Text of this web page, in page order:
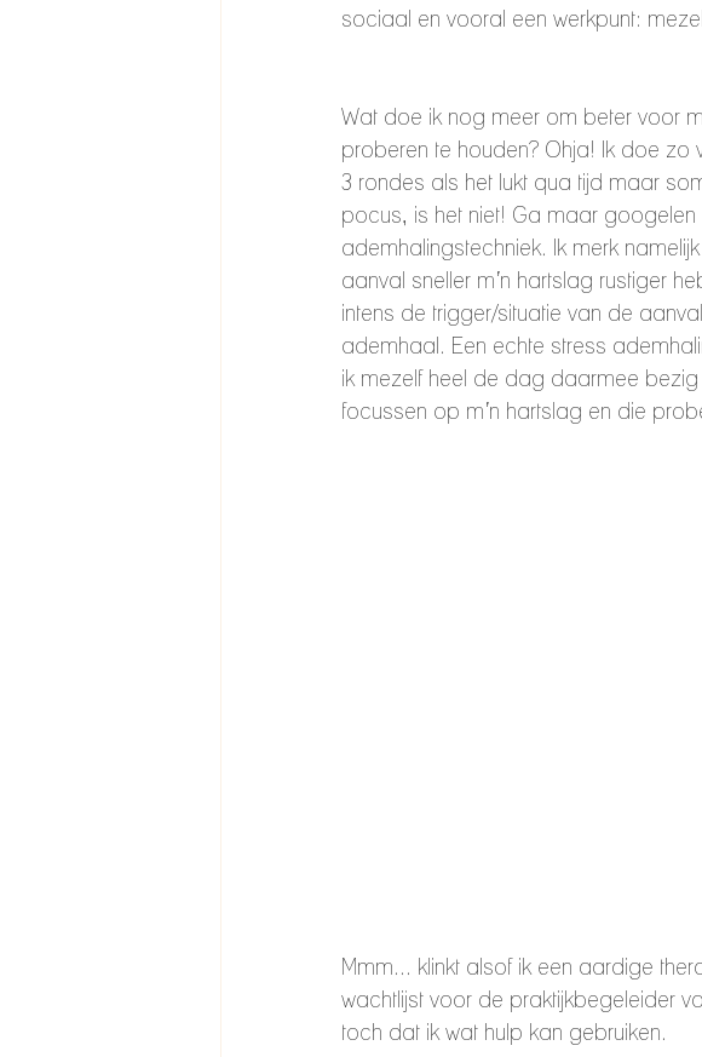
sociaal en vooral een werkpunt:
Wat doe ik nog meer om beter voor
proberen te houden? Ohja! Ik doe zo
3 rondes als het lukt qua tijd maar
pocus, is het niet! Ga maar googelen
ademhalingstechniek. Ik merk
aanval sneller m’n hartslag rustiger
intens de trigger/situatie van de
ademhaal. Een echte stress
ik mezelf heel de dag daarmee
focussen op m’n hartslag en die
Mmm... klinkt alsof ik een aardige
wachtlijst voor de praktijkbegeleider
toch dat ik wat hulp kan gebruiken.